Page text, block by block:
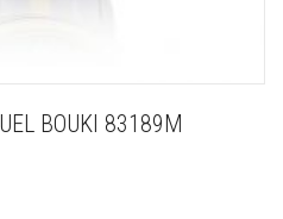
BOUKI 83189M